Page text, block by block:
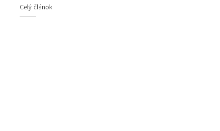
Celý článok